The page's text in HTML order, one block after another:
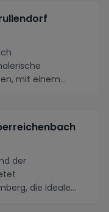
mit einem
der
die ideale